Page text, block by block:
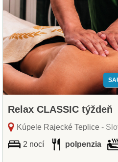
Relax CLASSIC týždeň
Kúpele Rajecké Teplice-
2 nocí polpenzia